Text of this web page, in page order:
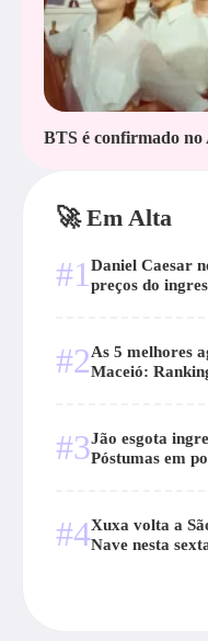
BTS é confirmado
🚀 Em Alta
#1 Daniel Caesar
preços do
#2As 5 melhores
Maceió:
#3Jão esgota
Póstumas em
#4Xuxa volta a
Nave nesta